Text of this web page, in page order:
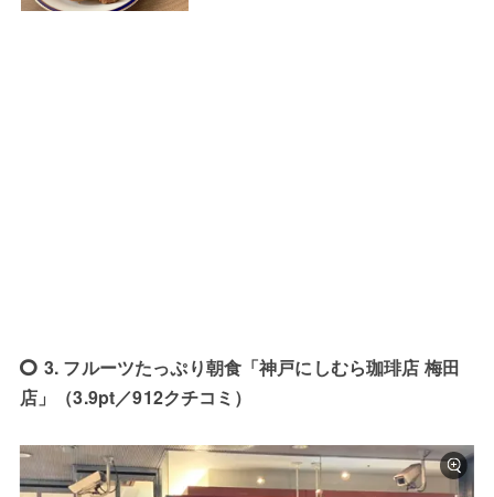
3. フルーツたっぷり朝食「神戸にしむら珈琲店 梅田
店」（3.9pt／912クチコミ）